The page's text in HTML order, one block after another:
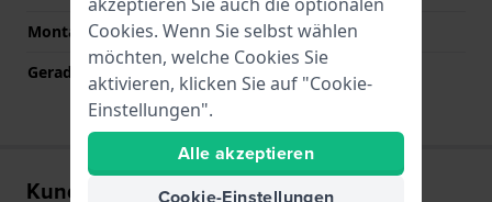
Montagetyp
Druckstifte
Gerade Bandhalterung
Kundenbewertungen
Cookies. Wenn Sie selbst wählen
möchten, welche Cookies Sie
aktivieren, klicken Sie auf "Cookie-
Einstellungen".
Alle akzeptieren